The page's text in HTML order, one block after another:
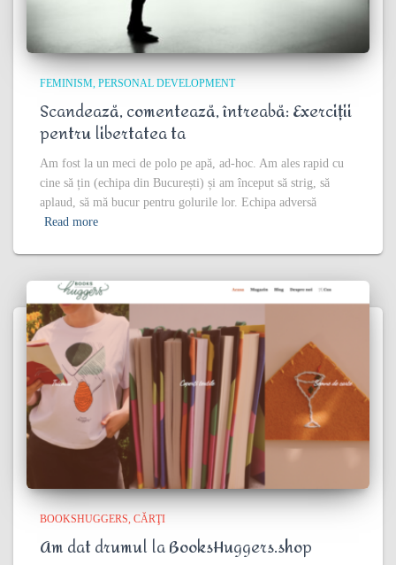
FEMINISM PERSONAL DEVELOPMENT
Scandează, comentează, întreabă: Exerciții
pentru libertatea ta
Am fost la un meci de polo pe apă, ad-hoc. Am ales rapid cu
cine să țin (echipa din București) și am început să strig, să
aplaud, să mă bucur pentru golurile lor. Echipa adversă
Read more
BOOKSHUGGERS CĂRŢI
Am dat drumul la BooksHuggers.shop